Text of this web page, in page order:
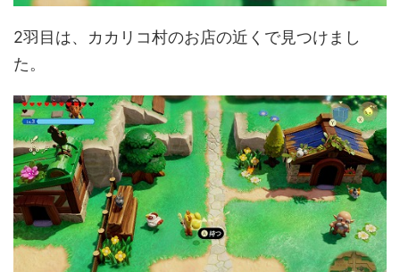
2羽目は、カカリコ村のお店の近くで見つけまし
た。